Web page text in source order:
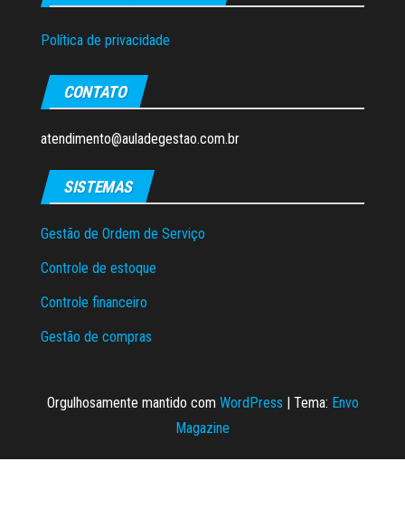
Política de privacidade
CONTATO
atendimento@auladegestao.com.br
SISTEMAS
Gestão de Ordem de Serviço
Controle de estoque
Controle financeiro
Gestão de compras
Orgulhosamente mantido com WordPress | Tema: Envo
Magazine